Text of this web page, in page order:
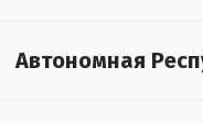
Автономная